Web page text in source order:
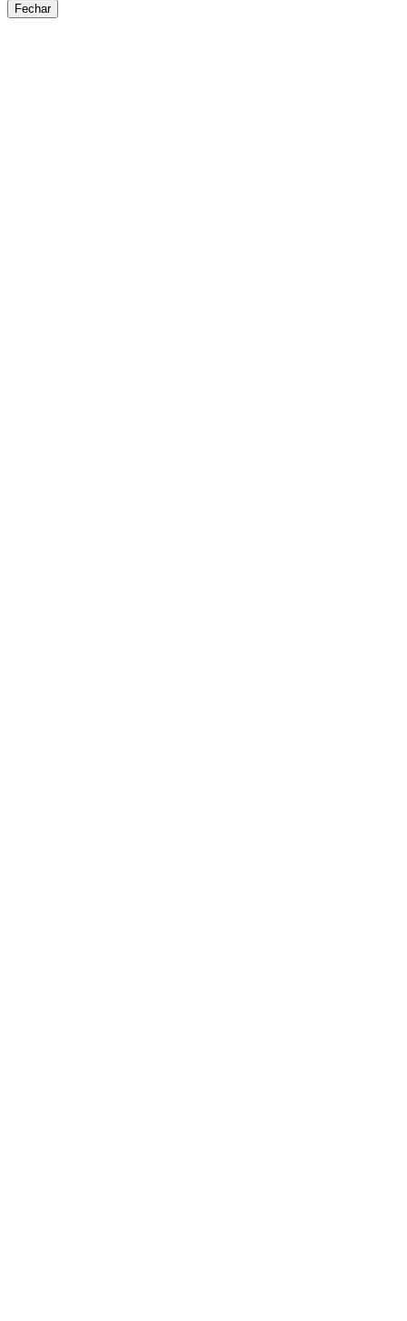
Fechar